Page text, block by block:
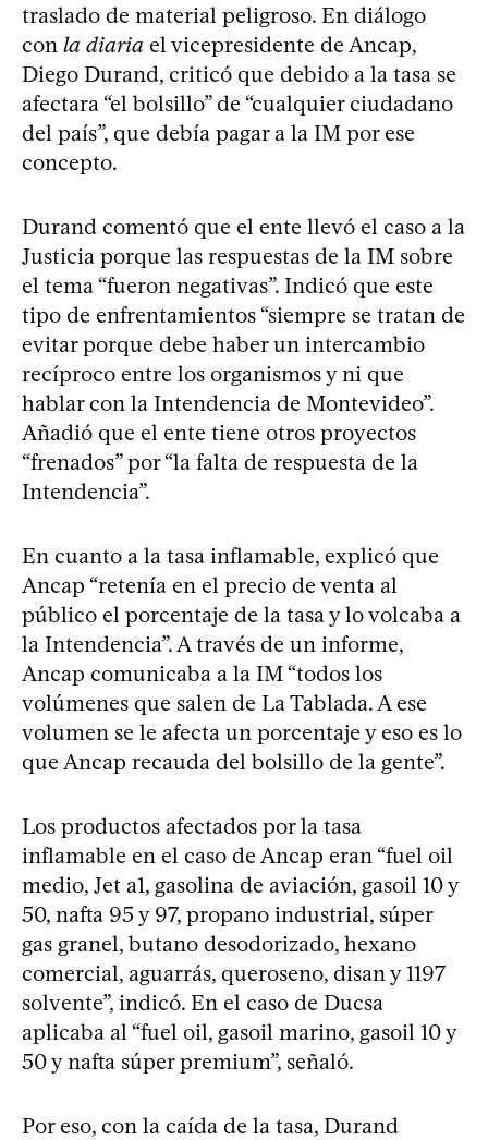
traslado de material peligroso. En diálogo
con la diaria el vicepresidente de Ancap,
Diego Durand, criticó que debido a la tasa se
afectara “el bolsillo” de “cualquier ciudadano
del país”, que debía pagar a la IM por ese
concepto.
Durand comentó que el ente llevó el caso a la
Justicia porque las respuestas de la IM sobre
el tema “fueron negativas”. Indicó que este
tipo de enfrentamientos “siempre se tratan de
evitar porque debe haber un intercambio
recíproco entre los organismos y ni que
hablar con la Intendencia de Montevideo”.
Añadió que el ente tiene otros proyectos
“frenados” por “la falta de respuesta de la
Intendencia”.
En cuanto a la tasa inflamable, explicó que
Ancap “retenía en el precio de venta al
público el porcentaje de la tasa y lo volcaba a
la Intendencia”. A través de un informe,
Ancap comunicaba a la IM “todos los
volúmenes que salen de La Tablada. A ese
volumen se le afecta un porcentaje y eso es lo
que Ancap recauda del bolsillo de la gente”.
Los productos afectados por la tasa
inflamable en el caso de Ancap eran “fuel oil
medio, Jet a1, gasolina de aviación, gasoil 10 y
50, nafta 95 y 97, propano industrial, súper
gas granel, butano desodorizado, hexano
comercial, aguarrás, queroseno, disan y 1197
solvente”, indicó. En el caso de Ducsa
aplicaba al “fuel oil, gasoil marino, gasoil 10 y
50 y nafta súper premium”, señaló.
Por eso, con la caída de la tasa, Durand